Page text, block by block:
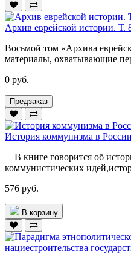
Архив еврейской истории. Т.
Восьмой том «Архива
материалы, охватывающие
0 руб.
Предзаказ
История коммунизма в России
В книге говорится об
коммунистических
576 руб.
В корзину